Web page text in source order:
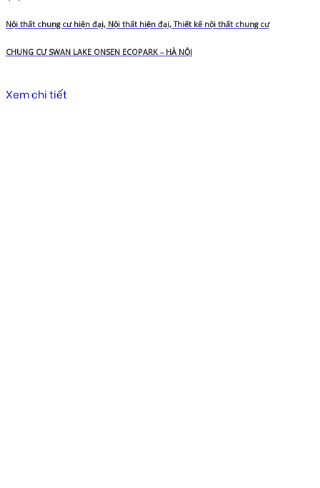
Nội thất chung cư hiện đại, Nội thất hiện đại, Thiết kế nội thất chung cư
CHUNG CƯ SWAN LAKE ONSEN ECOPARK – HÀ NỘI
Xem chi tiết